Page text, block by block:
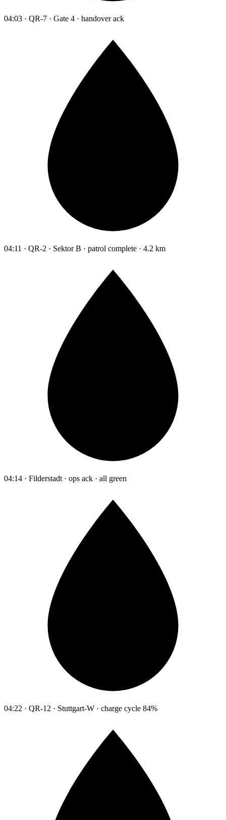
04:03 · QR-7 · Gate 4 · handover ack
04:11 · QR-2 · Sektor B · patrol complete · 4.2 km
04:14 · Filderstadt · ops ack · all green
04:22 · QR-12 · Stuttgart-W · charge cycle 84%